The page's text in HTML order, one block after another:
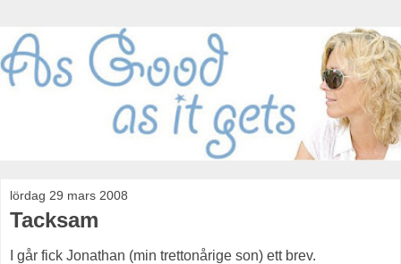
lördag 29 mars 2008
Tacksam
I går fick Jonathan (min trettonårige son) ett brev.